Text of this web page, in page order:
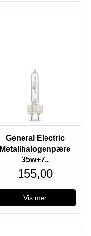
General Electric
Metallhalogenpære
35w+7..
155,00
Vis mer